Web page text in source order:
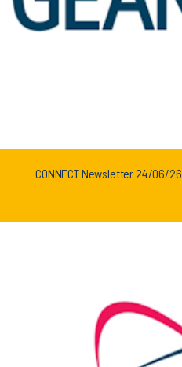
CONNECT Newsletter 24/06/26